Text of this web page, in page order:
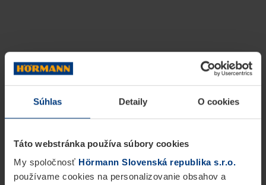
Súhlas Detaily O cookies
Táto webstránka používa súbory cookies
My spoločnosť Hörmann Slovenská republika s.r.o.
používame cookies na personalizovanie obsahov a